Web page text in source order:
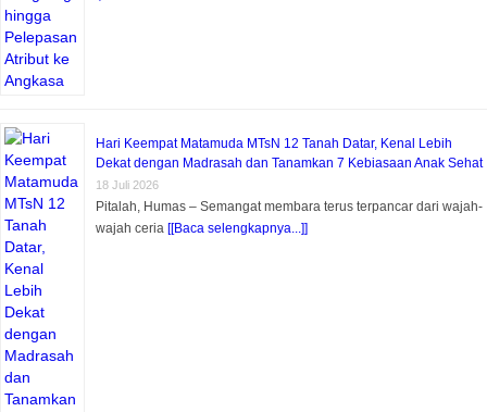
Hari Keempat Matamuda MTsN 12 Tanah Datar, Kenal Lebih
Dekat dengan Madrasah dan Tanamkan 7 Kebiasaan Anak Sehat
18 Juli 2026
Pitalah, Humas – Semangat membara terus terpancar dari wajah-
wajah ceria [[Baca selengkapnya...]]